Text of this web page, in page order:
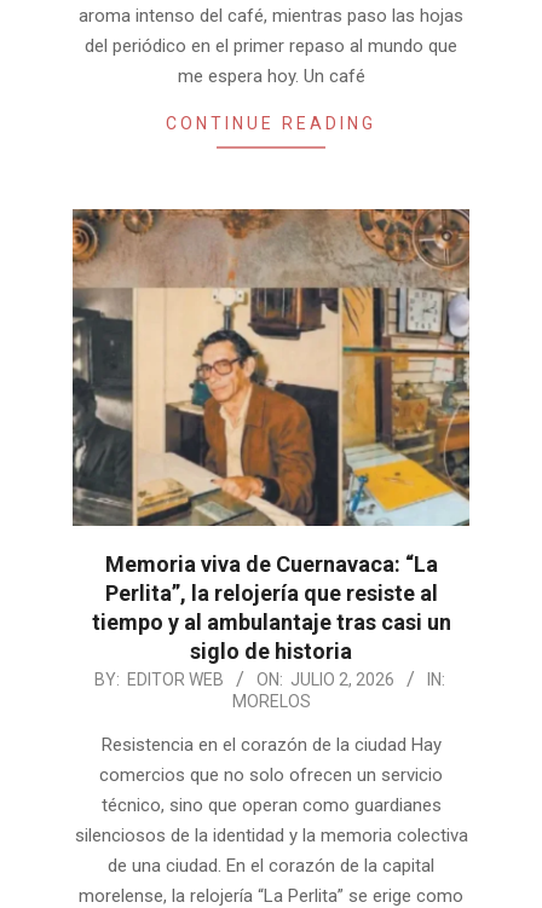
aroma intenso del café, mien­tras paso las hojas
del perió­dico en el pri­mer repaso al mundo que
me espera hoy. Un café
CONTINUE READING
Memoria viva de Cuernavaca: “La
Perlita”, la relojería que resiste al
tiempo y al ambulantaje tras casi un
siglo de historia
2026-
BY: EDITOR WEB ON: JULIO 2, 2026
IN:
MORELOS
Resistencia en el corazón de la ciudad Hay
comercios que no solo ofrecen un servicio
técnico, sino que operan como guardianes
silenciosos de la identidad y la memoria colectiva
de una ciudad. En el corazón de la capital
morelense, la relojería “La Perlita” se erige como